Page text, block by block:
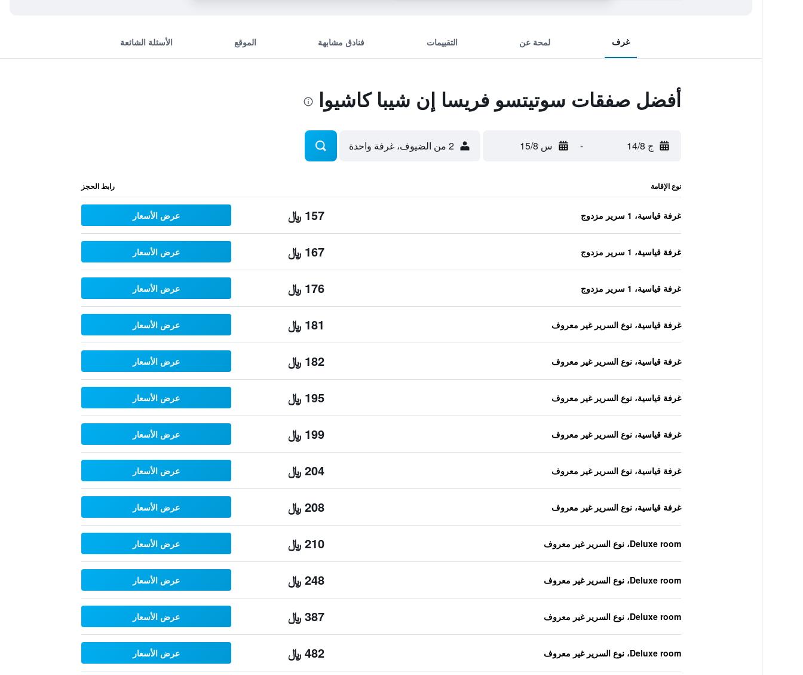
غرف لمحة عن التقييمات فنادق مشابهة الموقع الأسئلة الشائعة
أفضل صفقات سوتيتسو فريسا إن شيبا كاشيوا
ج 14/8 - س 15/8 2 من الضيوف، غرفة واحدة
نوع الإقامة رابط الحجز
غرفة قياسية، 1 سرير مزدوج 157 ﷼ عرض الأسعار
غرفة قياسية، 1 سرير مزدوج 167 ﷼ عرض الأسعار
غرفة قياسية، 1 سرير مزدوج 176 ﷼ عرض الأسعار
غرفة قياسية، نوع السرير غير معروف 181 ﷼ عرض الأسعار
غرفة قياسية، نوع السرير غير معروف 182 ﷼ عرض الأسعار
غرفة قياسية، نوع السرير غير معروف 195 ﷼ عرض الأسعار
غرفة قياسية، نوع السرير غير معروف 199 ﷼ عرض الأسعار
غرفة قياسية، نوع السرير غير معروف 204 ﷼ عرض الأسعار
غرفة قياسية، نوع السرير غير معروف 208 ﷼ عرض الأسعار
Deluxe room، نوع السرير غير معروف 210 ﷼ عرض الأسعار
Deluxe room، نوع السرير غير معروف 248 ﷼ عرض الأسعار
Deluxe room، نوع السرير غير معروف 387 ﷼ عرض الأسعار
Deluxe room، نوع السرير غير معروف 482 ﷼ عرض الأسعار